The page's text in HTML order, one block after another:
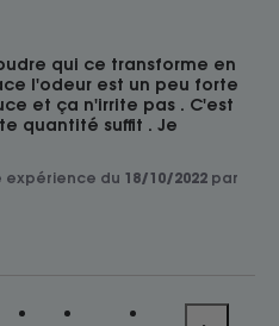
qui ce transforme en
l'odeur est un peu forte
et ça n'irrite pas . C'est
quantité suffit . Je
expérience du 18/10/2022 par